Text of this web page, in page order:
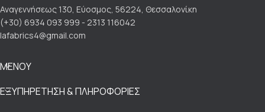
Αναγεννήσεως 130, Εύοσμος, 56224, Θεσσαλονίκη
(+30) 6934 093 999 - 2313 116042
lafabrics4@gmail.com
ΜΕΝΟΥ
ΕΞΥΠΗΡΕΤΗΣΗ & ΠΛΗΡΟΦΟΡΙΕΣ